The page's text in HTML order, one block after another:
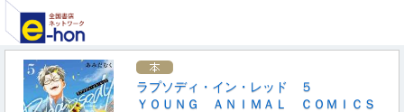
ラプソディ・イン・レッド ５
ＹＯＵＮＧ ＡＮＩＭＡＬ ＣＯＭＩＣＳ